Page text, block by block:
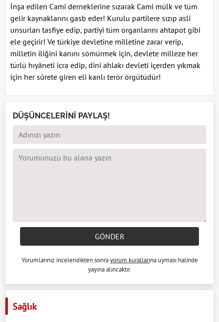
İnşa edilen Cami derneklerine sızarak Cami mülk ve tüm
gelir kaynaklarını gasb eder! Kurulu partilere sızıp asli
unsurları tasfiye edip, partiyi tüm organlarını ahtapot gibi
ele geçirir! Ve türkiye devletine milletine zarar verip,
milletin iliğini kanını sömürmek için, devlete milleze her
türlü hıyâneti icra edip, dini ahlakı devleti içerden yıkmak
için her sûrete giren eli kanlı terör örgütüdür!
DÜŞÜNCELERİNİ PAYLAŞ!
GÖNDER
Yorumlarınız incelendikten sonrayorum kurallarına uyması halinde
yayına alıncaktır.
Sağlık